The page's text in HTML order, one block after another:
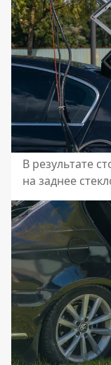
В результате
на заднее